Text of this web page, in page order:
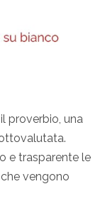
proverbio, una
e trasparente le
vengono